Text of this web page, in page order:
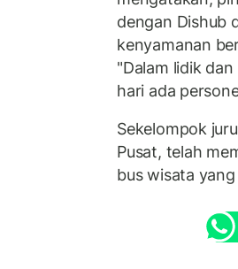
dengan Dishub
kenyamanan
"Dalam lidik
hari ada
Sekelompok
Pusat, telah
bus wisata